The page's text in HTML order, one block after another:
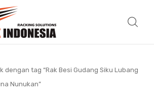
dengan tag “Rak Besi Gudang Siku Lubang
Nunukan”